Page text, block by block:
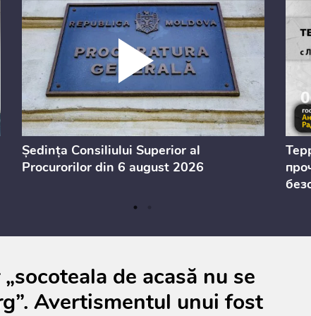
Ședința Consiliului Superior al
Procurorilor din 6 august 2026
de acasă nu se
Avertismentul unui fost